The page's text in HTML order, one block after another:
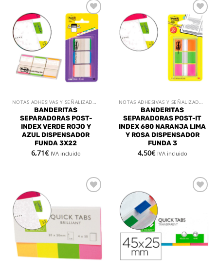
Añadir
a la
lista de
deseos
BANDERITAS
SEPARADORAS POST-
INDEX VERDE ROJO Y
AZUL DISPENSADOR
FUNDA 3X22
6,71€ IVA incluido
Añadir
a la
lista de
deseos
BANDERITAS
SEPARADORAS POST-IT
INDEX 680 NARANJA LIMA
Y ROSA DISPENSADOR
FUNDA 3
4,50€ IVA incluido
a la
deseos